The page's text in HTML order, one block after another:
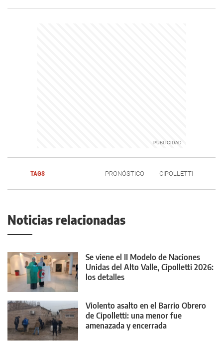
TAGS PRONÓSTICO CIPOLLETTI
Noticias relacionadas
Se viene el II Modelo de Naciones
Unidas del Alto Valle, Cipolletti 2026:
los detalles
Violento asalto en el Barrio Obrero
de Cipolletti: una menor fue
amenazada y encerrada